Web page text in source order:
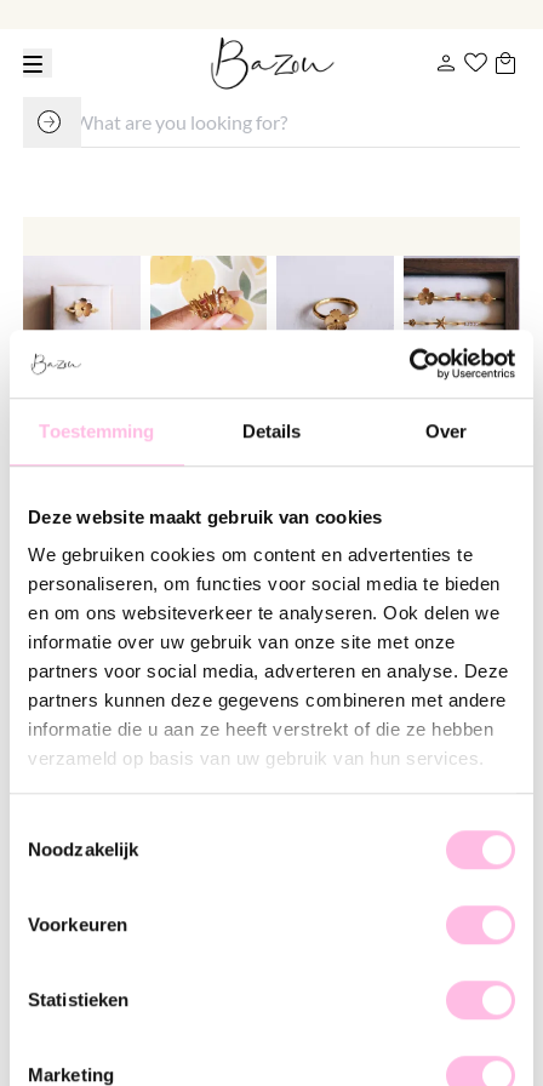
Toestemming Details Over
Deze website maakt gebruik van cookies
We gebruiken cookies om content en advertenties te
personaliseren, om functies voor social media te bieden
en om ons websiteverkeer te analyseren. Ook delen we
informatie over uw gebruik van onze site met onze
partners voor social media, adverteren en analyse. Deze
partners kunnen deze gegevens combineren met andere
informatie die u aan ze heeft verstrekt of die ze hebben
verzameld op basis van uw gebruik van hun services.
Noodzakelijk
Voorkeuren
Statistieken
Marketing
Minimalist ring with a small
flower
Variants:
Gold
Shipping from €1.95
100% waterproof
We are in love with this minimalist ring. Which rings will you
♥ YOU MAY ALSO LOVE...
Minimalist wave ring